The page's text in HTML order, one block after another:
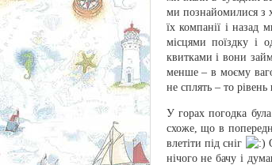
ми познайомилися з
їх компанії і назад
місцями поїздку і
квитками і вони
менше – в моєму
не сплять – то
У горах погодка
схоже, що в
влетіти під сніг
нічого не бачу і